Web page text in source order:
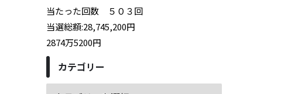
当たった回数 ５０３回
当選総額:28,745,200円
2874万5200円
カテゴリー